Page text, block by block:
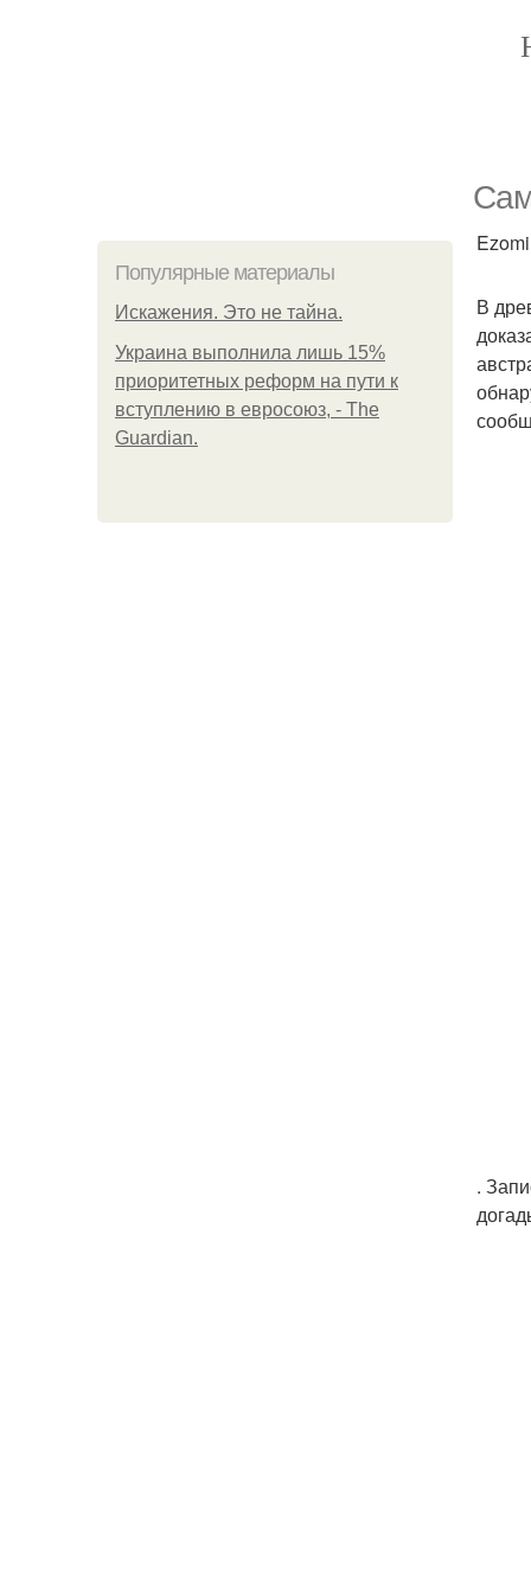
Популярные материалы
Искажения. Это не тайна.
Украина выполнила лишь 15%
приоритетных реформ на пути к
вступлению в евросоюз, - The
Guardian.
В
.